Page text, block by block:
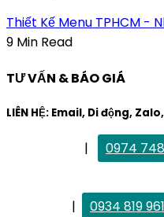
Thiết Kế Menu TPHCM -
9 Min Read
TƯ VẤN & BÁO GIÁ
LIÊN HỆ: Email, Di động,
|
0974 748
|
0934 819 961